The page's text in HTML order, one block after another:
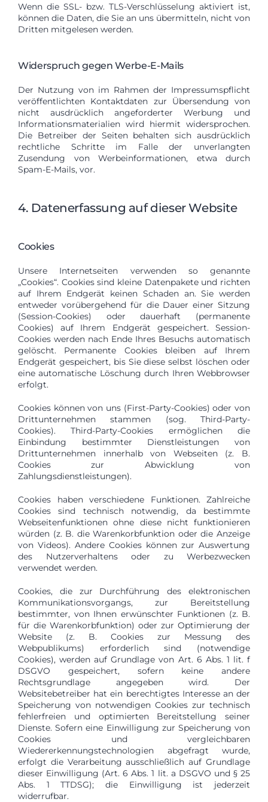
Wenn die SSL- bzw. TLS-Verschlüsselung aktiviert ist,
können die Daten, die Sie an uns übermitteln, nicht von
Dritten mitgelesen werden.
Widerspruch gegen Werbe-E-Mails
Der Nutzung von im Rahmen der Impressumspflicht
veröffentlichten Kontaktdaten zur Übersendung von
nicht ausdrücklich angeforderter Werbung und
Informationsmaterialien wird hiermit widersprochen.
Die Betreiber der Seiten behalten sich ausdrücklich
rechtliche Schritte im Falle der unverlangten
Zusendung von Werbeinformationen, etwa durch
Spam-E-Mails, vor.
4. Datenerfassung auf dieser Website
Cookies
Unsere Internetseiten verwenden so genannte
„Cookies“. Cookies sind kleine Datenpakete und richten
auf Ihrem Endgerät keinen Schaden an. Sie werden
entweder vorübergehend für die Dauer einer Sitzung
(Session-Cookies) oder dauerhaft (permanente
Cookies) auf Ihrem Endgerät gespeichert. Session-
Cookies werden nach Ende Ihres Besuchs automatisch
gelöscht. Permanente Cookies bleiben auf Ihrem
Endgerät gespeichert, bis Sie diese selbst löschen oder
eine automatische Löschung durch Ihren Webbrowser
erfolgt.
Cookies können von uns (First-Party-Cookies) oder von
Drittunternehmen stammen (sog. Third-Party-
Cookies). Third-Party-Cookies ermöglichen die
Einbindung bestimmter Dienstleistungen von
Drittunternehmen innerhalb von Webseiten (z. B.
Cookies zur Abwicklung von
Zahlungsdienstleistungen).
Cookies haben verschiedene Funktionen. Zahlreiche
Cookies sind technisch notwendig, da bestimmte
Webseitenfunktionen ohne diese nicht funktionieren
würden (z. B. die Warenkorbfunktion oder die Anzeige
von Videos). Andere Cookies können zur Auswertung
des Nutzerverhaltens oder zu Werbezwecken
verwendet werden.
Cookies, die zur Durchführung des elektronischen
Kommunikationsvorgangs, zur Bereitstellung
bestimmter, von Ihnen erwünschter Funktionen (z. B.
für die Warenkorbfunktion) oder zur Optimierung der
Website (z. B. Cookies zur Messung des
Webpublikums) erforderlich sind (notwendige
Cookies), werden auf Grundlage von Art. 6 Abs. 1 lit. f
DSGVO gespeichert, sofern keine andere
Rechtsgrundlage angegeben wird. Der
Websitebetreiber hat ein berechtigtes Interesse an der
Speicherung von notwendigen Cookies zur technisch
fehlerfreien und optimierten Bereitstellung seiner
Dienste. Sofern eine Einwilligung zur Speicherung von
Cookies und vergleichbaren
Wiedererkennungstechnologien abgefragt wurde,
erfolgt die Verarbeitung ausschließlich auf Grundlage
dieser Einwilligung (Art. 6 Abs. 1 lit. a DSGVO und § 25
Abs. 1 TTDSG); die Einwilligung ist jederzeit
widerrufbar.